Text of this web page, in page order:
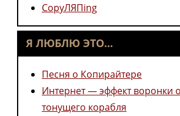
CopyЛЯПing
Я ЛЮБЛЮ ЭТО...
Песня о Копирайтере
Интернет — эффект воронки
тонущего корабля